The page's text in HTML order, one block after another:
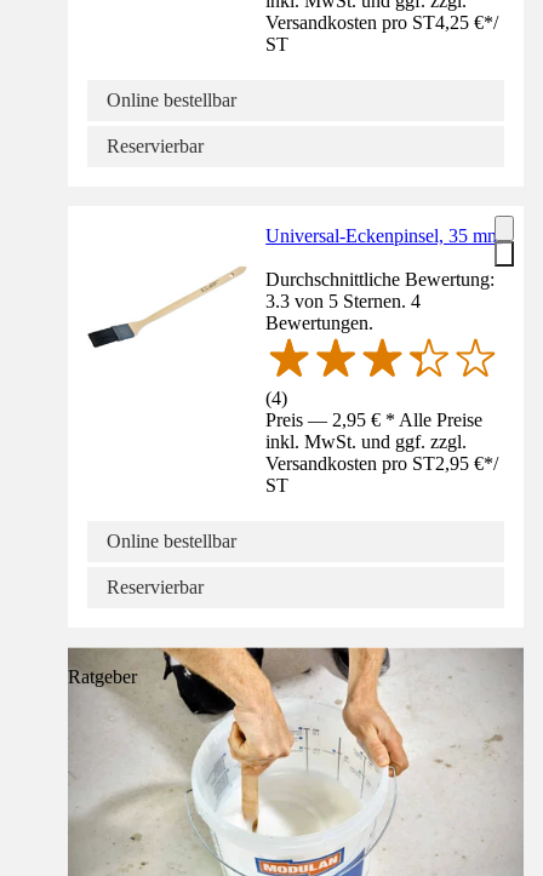
Versandkosten pro ST4,25 €*/
ST
Online bestellbar
Reservierbar
Universal-Eckenpinsel, 35 mm
Durchschnittliche Bewertung:
3.3 von 5 Sternen. 4
Bewertungen.
(4)
Preis — 2,95 € * Alle Preise
inkl. MwSt. und ggf. zzgl.
Versandkosten pro ST2,95 €*/
ST
Online bestellbar
Reservierbar
Ratgeber